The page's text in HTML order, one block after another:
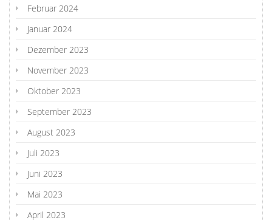
Februar 2024
Januar 2024
Dezember 2023
November 2023
Oktober 2023
September 2023
August 2023
Juli 2023
Juni 2023
Mai 2023
April 2023